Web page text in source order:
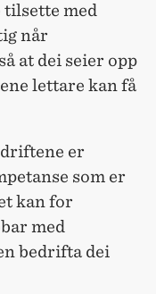
tilsette med
når
at dei seier opp
lettare kan få
er
som er
kan for
med
bedrifta dei